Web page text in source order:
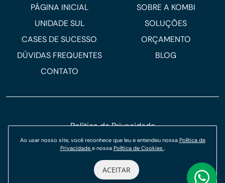
PÁGINA INICIAL
SOBRE A KOMBI
UNIDADE SUL
SOLUÇÕES
CASES DE SUCESSO
ORÇAMENTO
DÚVIDAS FREQUENTES
BLOG
CONTATO
Política de Privacidade
Política de Cookies
© Kombi Agência Digital 2026.
Ao usar nosso site, você reconhece que leu e entendeu nossa Política de
Privacidade e nossa Política de Cookies .
ACEITAR